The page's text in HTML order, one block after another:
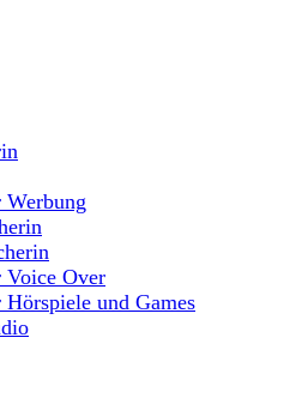
Schönrock
Werbung
Voice Over
und Games